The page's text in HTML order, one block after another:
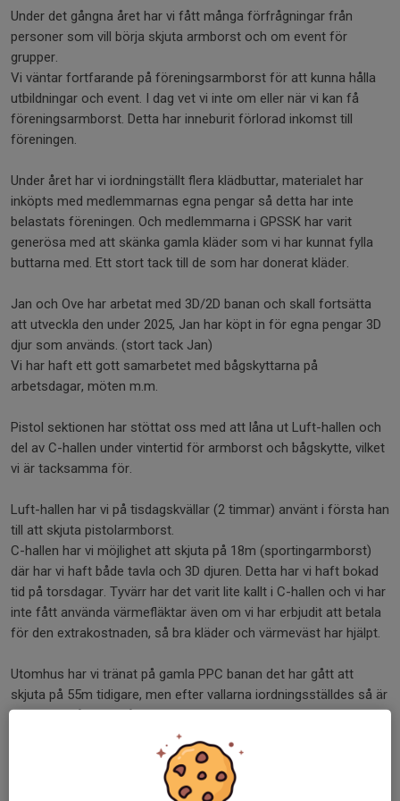
Under det gångna året har vi fått många förfrågningar från
personer som vill börja skjuta armborst och om event för
grupper.
Vi väntar fortfarande på föreningsarmborst för att kunna hålla
utbildningar och event. I dag vet vi inte om eller när vi kan få
föreningsarmborst. Detta har inneburit förlorad inkomst till
föreningen.
Under året har vi iordningställt flera klädbuttar, materialet har
inköpts med medlemmarnas egna pengar så detta har inte
belastats föreningen. Och medlemmarna i GPSSK har varit
generösa med att skänka gamla kläder som vi har kunnat fylla
buttarna med. Ett stort tack till de som har donerat kläder.
Jan och Ove har arbetat med 3D/2D banan och skall fortsätta
att utveckla den under 2025, Jan har köpt in för egna pengar 3D
djur som används. (stort tack Jan)
Vi har haft ett gott samarbetet med bågskyttarna på
arbetsdagar, möten m.m.
Pistol sektionen har stöttat oss med att låna ut Luft-hallen och
del av C-hallen under vintertid för armborst och bågskytte, vilket
vi är tacksamma för.
Luft-hallen har vi på tisdagskvällar (2 timmar) använt i första han
till att skjuta pistolarmborst.
C-hallen har vi möjlighet att skjuta på 18m (sportingarmborst)
där har vi haft både tavla och 3D djuren. Detta har vi haft bokad
tid på torsdagar. Tyvärr har det varit lite kallt i C-hallen och vi har
inte fått använda värmefläktar även om vi har erbjudit att betala
för den extrakostnaden, så bra kläder och värmeväst har hjälpt.
Utomhus har vi tränat på gamla PPC banan det har gått att
skjuta på 55m tidigare, men efter vallarna iordningsställdes så är
den 48m. Så vi har fått använda ”gräsbanan” när vi har behövt
Det är mycket som jag inte har tagit med men vill ändå sända
stort tack till alla som har bidragit till en trevlig stämning och